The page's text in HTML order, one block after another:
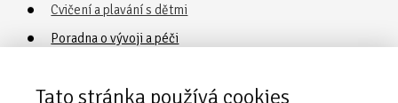
Cvičení a plavání s dětmi
Poradna o vývoji a péči
Tato stránka používá cookies